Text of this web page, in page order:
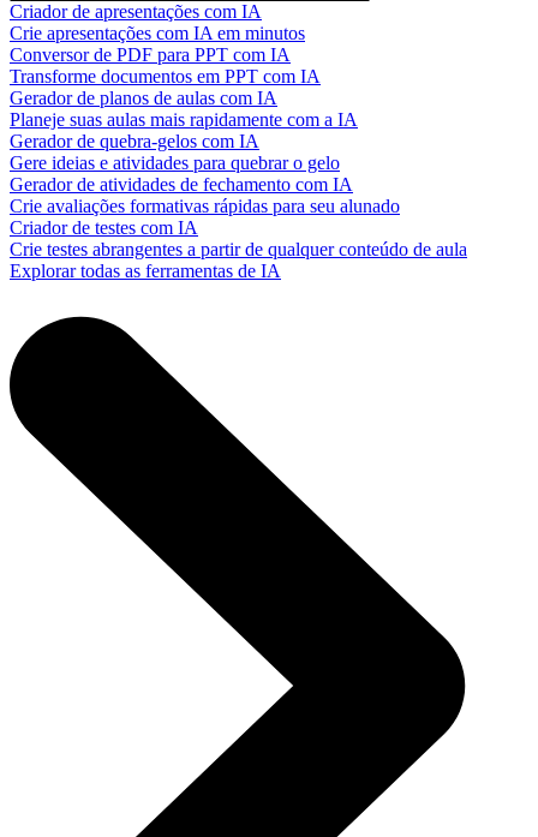
Criador de apresentações com IA
Crie apresentações com IA em minutos
Conversor de PDF para PPT com IA
Transforme documentos em PPT com IA
Gerador de planos de aulas com IA
Planeje suas aulas mais rapidamente com a IA
Gerador de quebra-gelos com IA
Gere ideias e atividades para quebrar o gelo
Gerador de atividades de fechamento com IA
Crie avaliações formativas rápidas para seu alunado
Criador de testes com IA
Crie testes abrangentes a partir de qualquer conteúdo de aula
Explorar todas as ferramentas de IA